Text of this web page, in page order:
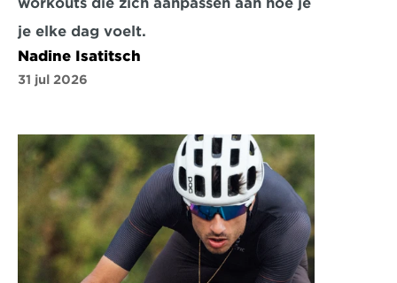
je elke dag voelt.
Nadine Isatitsch
31 jul 2026